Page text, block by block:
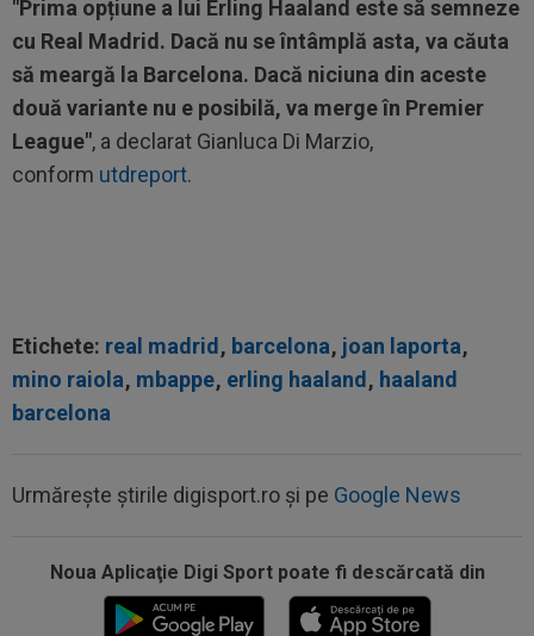
"Prima opțiune a lui Erling Haaland este să semneze
cu Real Madrid. Dacă nu se întâmplă asta, va căuta
să meargă la Barcelona. Dacă niciuna din aceste
două variante nu e posibilă, va merge în Premier
League", a declarat Gianluca Di Marzio,
conform utdreport.
Etichete: real madrid , barcelona, joan laporta,
mino raiola, mbappe, erling haaland , haaland
barcelona
Urmărește știrile digisport.ro și pe Google News
Noua Aplicaţie Digi Sport poate fi descărcată din
EXCLUSIV
Ionel Ganea, primele declarații
după revenirea în fotbal! Ce mesaj a avut...